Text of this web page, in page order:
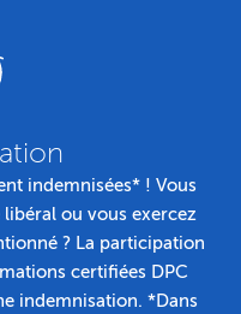
indemnisées* ! Vous
ou vous exercez
? La participation
certifiées DPC
indemnisation. *Dans